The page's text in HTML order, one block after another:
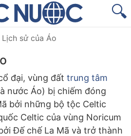
🔍
Lịch sử của Áo
đại, vùng đất trung tâm
nước Áo) bị chiếm đóng
bởi những bộ tộc Celtic
Celtic của vùng Noricum
Đế chế La Mã và trở thành